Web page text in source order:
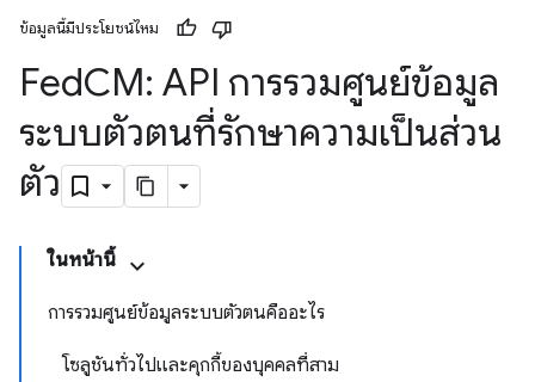
ข้อมูลนี้มีประโยชน์ไหม
FedCM: API การรวมศูนย์ข้อมูล
ระบบตัวตนที่รักษาความเป็นส่วน
ตัว
ในหน้านี้
การรวมศูนย์ข้อมูลระบบตัวตนคืออะไร
โซลูชันทั่วไปและคุกกี้ของบุคคลที่สาม